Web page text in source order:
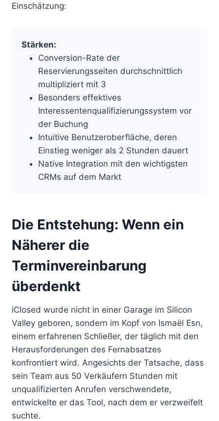
Einschätzung:
Stärken:
Conversion-Rate der
Reservierungsseiten durchschnittlich
multipliziert mit 3
Besonders effektives
Interessentenqualifizierungssystem vor
der Buchung
Intuitive Benutzeroberfläche, deren
Einstieg weniger als 2 Stunden dauert
Native Integration mit den wichtigsten
CRMs auf dem Markt
Die Entstehung: Wenn ein
Näherer die
Terminvereinbarung
überdenkt
iClosed wurde nicht in einer Garage im Silicon
Valley geboren, sondern im Kopf von Ismaël Esn,
einem erfahrenen Schließer, der täglich mit den
Herausforderungen des Fernabsatzes
konfrontiert wird. Angesichts der Tatsache, dass
sein Team aus 50 Verkäufern Stunden mit
unqualifizierten Anrufen verschwendete,
entwickelte er das Tool, nach dem er verzweifelt
suchte.